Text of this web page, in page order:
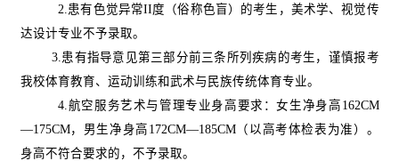
2. 患有色觉异常II度（俗称色盲）的考生，美术学、视觉传
达设计专业不予录取。
3. 患有指导意见第三部分前三条所列疾病的考生，谨慎报考
我校体育教育、运动训练和武术与民族传统体育专业。
4. 航空服务艺术与管理专业身高要求：女生净身高 162CM
—175CM，男生净身高 172CM—185CM（以高考体检表为准）。
身高不符合要求的，不予录取。